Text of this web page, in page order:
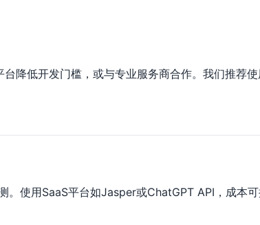
降低开发门槛，或与专业服务商合作。我们推荐
使用SaaS平台如Jasper或ChatGPT API，成本可